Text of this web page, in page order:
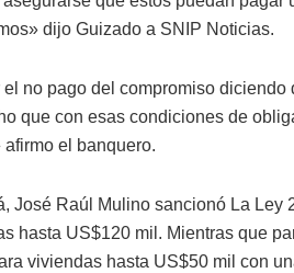
dijo Guizado a SNIP Noticias.
no pago del compromiso diciendo
que con esas condiciones de
el banquero.
José Raúl Mulino sancionó La Ley
hasta US$120 mil. Mientras que
viviendas hasta US$50 mil con